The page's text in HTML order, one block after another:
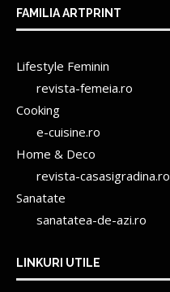
FAMILIA ARTPRINT
Lifestyle Feminin
revista-femeia.ro
Cooking
e-cuisine.ro
Home & Deco
revista-casasigradina.ro
Sanatate
sanatatea-de-azi.ro
LINKURI UTILE